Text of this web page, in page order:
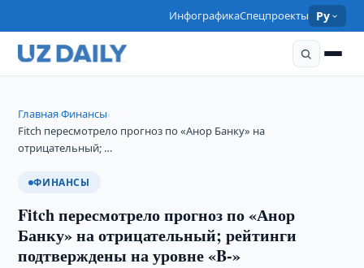
ИнфографикаСпецпроекты Ру
Главная›Финансы›
Fitch пересмотрело прогноз по «Анор Банку» на
отрицательный; …
ФИНАНСЫ
Fitch пересмотрело прогноз по «Анор
Банку» на отрицательный; рейтинги
подтверждены на уровне «B-»